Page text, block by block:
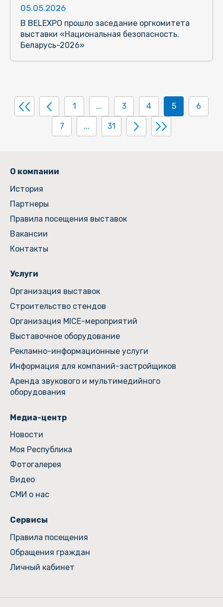
05.05.2026
В BELEXPO прошло заседание оргкомитета
выставки «Национальная безопасность.
Беларусь-2026»
1 ... 3 4 5 6
7 ... 31
О компании
История
Партнеры
Правила посещения выставок
Вакансии
Контакты
Услуги
Организация выставок
Строительство стендов
Организация MICE-мероприятий
Выставочное оборудование
Рекламно-информационные услуги
Информация для компаний-застройщиков
Аренда звукового и мультимедийного
оборудования
Медиа-центр
Новости
Моя Республика
Фотогалерея
Видео
СМИ о нас
Сервисы
Правила посещения
Обращения граждан
Личный кабинет